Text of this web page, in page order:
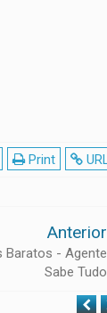
Print
Anterior
Baratos - Agente
Sabe Tudo